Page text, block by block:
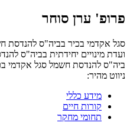
פרופ' ערן סוחר
סגל אקדמי בכיר בביה"ס להנדסת
ועדת מינויים יחידתית בביה"ס
ביה"ס להנדסת חשמל סגל אקדמי
ניווט מהיר:
מידע כללי
קורות חיים
תחומי מחקר